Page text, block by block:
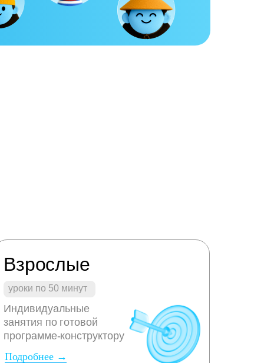
Подробнее →
Индивидуальные
занятия по готовой
программе-конструктору
уроки по 50 минут
Взрослые